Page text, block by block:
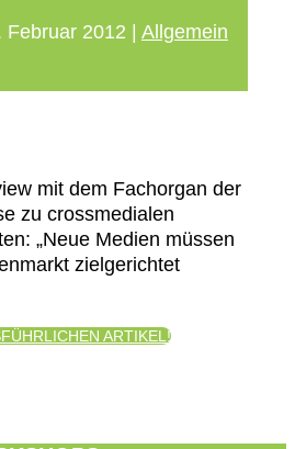
Februar 2012 | Allgemein
mit dem Fachorgan der
zu crossmedialen
„Neue Medien müssen
zielgerichtet
ARTIKEL!